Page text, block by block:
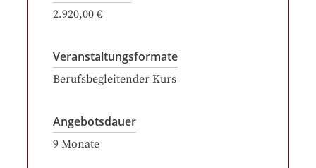
2.920,00 €
Veranstaltungsformate
Berufsbegleitender Kurs
Angebotsdauer
9 Monate